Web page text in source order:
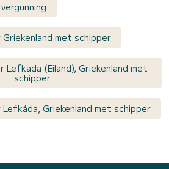
met schipper
Lefkada (Eiland), Griekenland met
schipper
Griekenland met schipper